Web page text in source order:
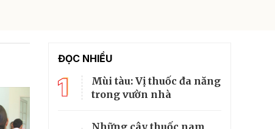
ĐỌC NHIỀU
1
Mùi tàu: Vị thuốc đa năng
trong vườn nhà